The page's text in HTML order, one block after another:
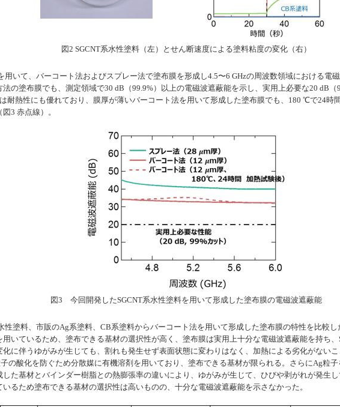
図2 SGCNT系水性塗料（左）とせん断速度による塗料粘度の変化（右）
いて、バーコート法およびスプレー法で塗布膜を形成し4.5〜6 GHzの周波数領域における電
の塗布膜でも、測定領域で30 dB（99.9%）以上の電磁波遮蔽能を示し、実用上必要な20 dB
耐熱性にも優れており、膜厚が薄いバーコート法を用いて形成した塗布膜でも、180 ℃で24時
3 赤点線）。
図3 今回開発したSGCNT系水性塗料を用いて形成した塗布膜の電磁波遮蔽能
塗料、市販のAg系塗料、CB系塗料からバーコート法を用いて形成した塗布膜の特性を比較
いているため、塗布できる基材の選択性が高く、塗布膜は実用上十分な電磁波遮蔽能を持ち、
に伴うゆがみが生じても、割れも発生せず表面状態に変わりはなく、加熱による劣化がない
の酸化を防ぐため分散媒に有機溶剤を用いており、塗布できる基材が限られる。さらにAg粒
た基材とバインダー樹脂との熱膨張率の違いにより、ゆがみが生じて、ひびや剥がれが発生
るため塗布できる基材の選択性は高いものの、十分な電磁波遮蔽能を示さなかった。